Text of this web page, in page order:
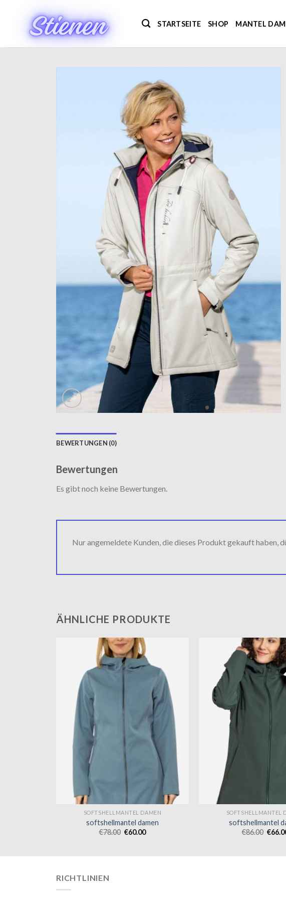
STARTSEITE SHOP MANTEL
BEWERTUNGEN (0)
Bewertungen
Es gibt noch keine Bewertungen.
Nur angemeldete Kunden, die dieses Produkt gekauft haben,
ÄHNLICHE PRODUKTE
SOFTSHELLMANTEL DAMEN
softshellmantel damen
€78.00 €60.00
SOFTSHELLMANTEL
softshellmantel
€86.00 €
RICHTLINIEN